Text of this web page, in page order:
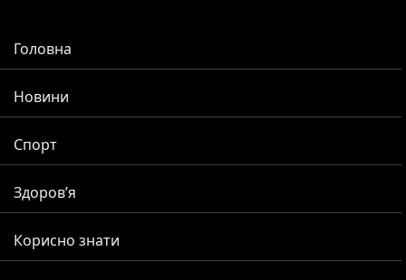
Головна
Новини
Спорт
Здоров’я
Корисно знати